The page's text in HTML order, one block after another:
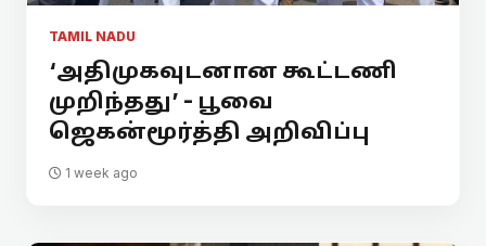
TAMIL NADU
‘அதிமுகவுடனான கூட்டணி
முறிந்தது’ - பூவை
ஜெகன்மூர்த்தி அறிவிப்பு
1 week ago